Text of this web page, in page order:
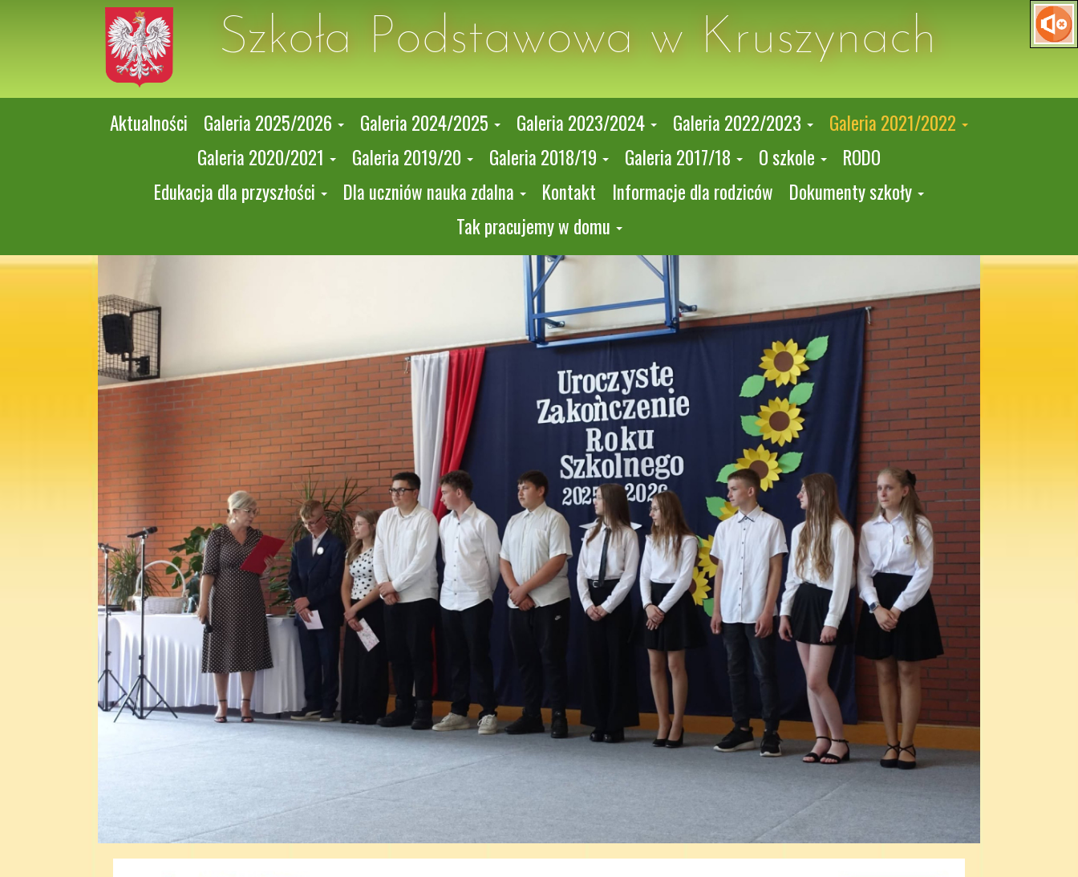
Szkoła Podstawowa w Kruszynach
Aktualności Galeria 2025/2026 Galeria 2024/2025 Galeria 2023/2024 Galeria 2022/2023
Galeria 2021/2022
Galeria 2020/2021
Galeria 2019/20 Galeria 2018/19 Galeria 2017/18 O szkole
RODO
Edukacja dla przyszłości
Dla uczniów nauka zdalna Kontakt Informacje dla rodziców
Dokumenty szkoły
Tak pracujemy w domu